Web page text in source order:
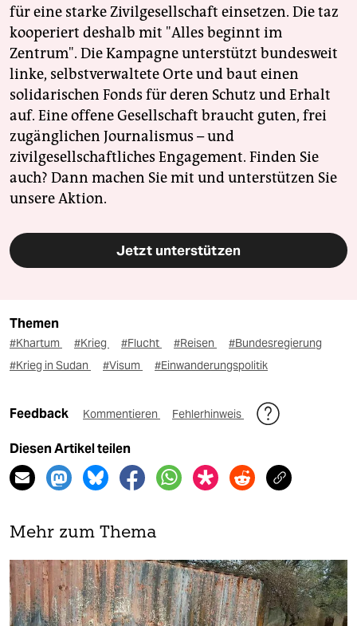
für eine starke Zivilgesellschaft einsetzen. Die taz
kooperiert deshalb mit "Alles beginnt im
Zentrum". Die Kampagne unterstützt bundesweit
linke, selbstverwaltete Orte und baut einen
solidarischen Fonds für deren Schutz und Erhalt
auf. Eine offene Gesellschaft braucht guten, frei
zugänglichen Journalismus – und
zivilgesellschaftliches Engagement. Finden Sie
auch? Dann machen Sie mit und unterstützen Sie
unsere Aktion.
Jetzt unterstützen
Themen
#Khartum #Krieg #Flucht #Reisen
#Bundesregierung
#Krieg in Sudan
#Visum #Einwanderungspolitik
Feedback Kommentieren Fehlerhinweis
Diesen Artikel teilen
Mehr zum Thema